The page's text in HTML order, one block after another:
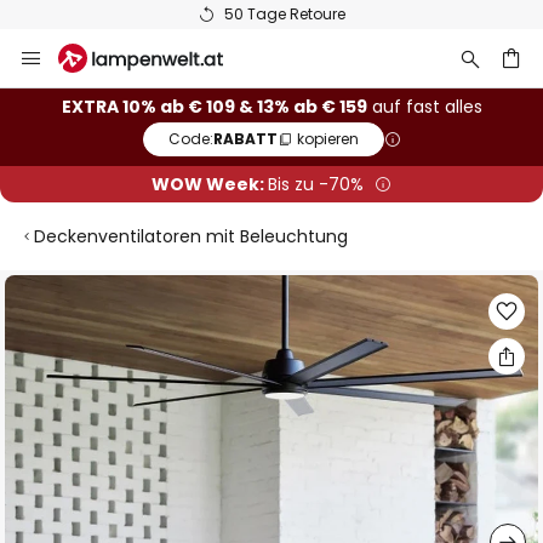
50 Tage Retoure
Inhalt
springen
EXTRA 10% ab € 109 & 13% ab € 159auf fast alles
Code:RABATT kopieren
WOW Week:Bis zu -70%
Deckenventilatoren mit Beleuchtung
Zum
Ende
der
Bildgalerie
springen